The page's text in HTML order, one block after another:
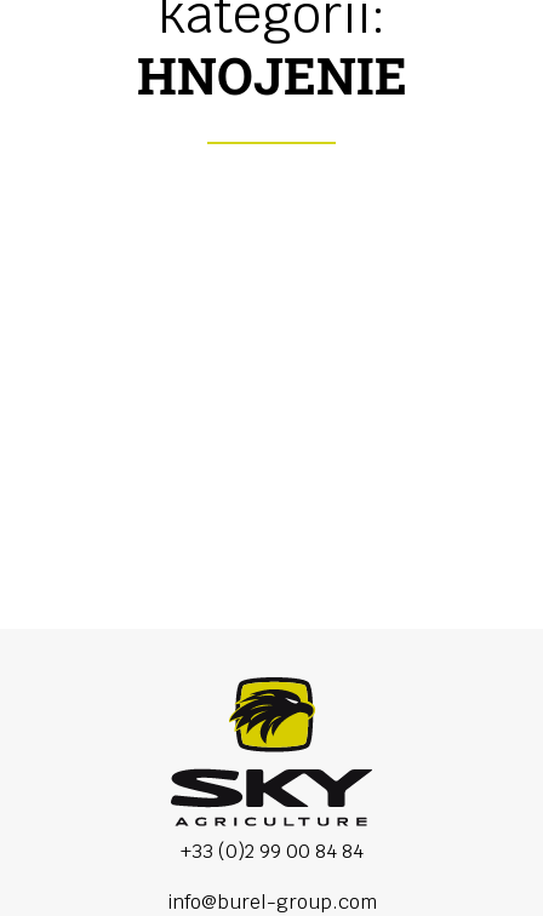
kategórii:
HNOJENIE
+33 (0)2 99 00 84 84
info@burel-group.com